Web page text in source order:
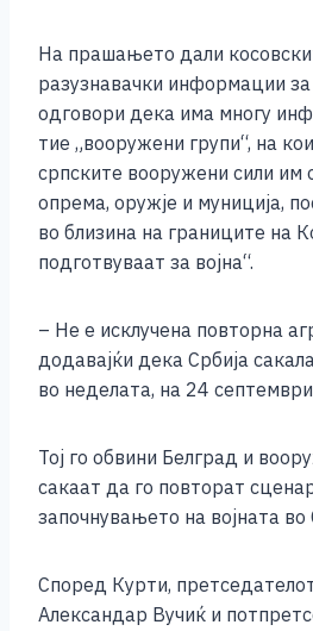
На прашањето дали
разузнавачки информации
одговори дека има многу
тие „вооружени групи“, на
српските вооружени сили им
опрема, оружје и муниција,
во близина на границите на
подготвуваат за војна“.
– Не е исклучена повторна
додавајќи дека Србија
во неделата, на 24
Тој го обвини Белград и
сакаат да го повторат
започнувањето на војната во
Според Курти,
Александар Вучиќ и